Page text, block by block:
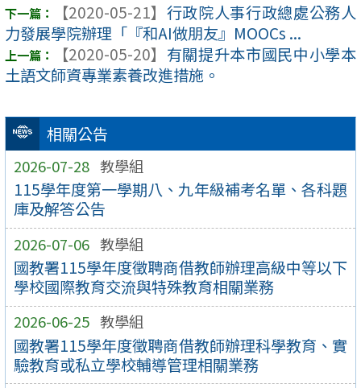
相關公告
2026-07-28 教學組
115學年度第一學期八、九年級補考名單、各科題
庫及解答公告
2026-07-06 教學組
國教署115學年度徵聘商借教師辦理高級中等以下
學校國際教育交流與特殊教育相關業務
2026-06-25 教學組
國教署115學年度徵聘商借教師辦理科學教育、實
驗教育或私立學校輔導管理相關業務
【2020-05-21】 行政院人事行政總處公務人
力發展學院辦理「『和AI做朋友』MOOCs ...
【2020-05-20】 有關提升本市國民中小學本
土語文師資專業素養改進措施。